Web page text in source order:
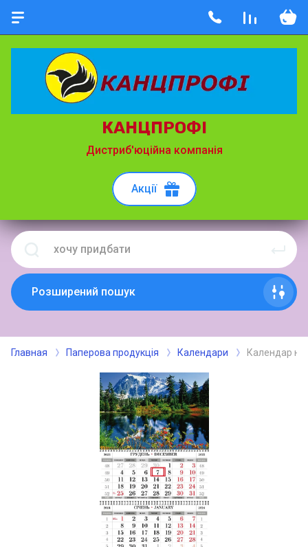
КАНЦПРОФІ
Дистриб'юційна компанія
Акції
Розширений пошук
Главная Паперова продукція Календари Календар